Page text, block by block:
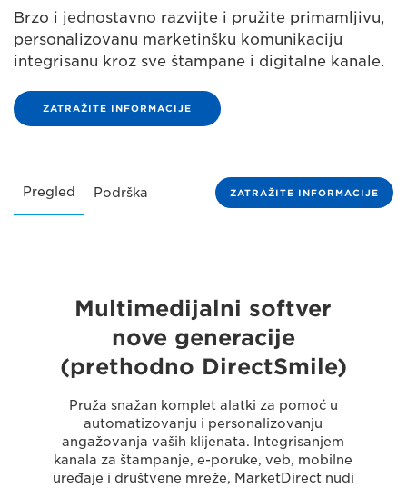
Brzo i jednostavno razvijte i pružite primamljivu,
personalizovanu marketinšku komunikaciju
integrisanu kroz sve štampane i digitalne kanale.
ZATRAŽITE INFORMACIJE
Pregled Podrška ZATRAŽITE INFORMACIJE
Multimedijalni softver
nove generacije
(prethodno DirectSmile)
Pruža snažan komplet alatki za pomoć u
automatizovanju i personalizovanju
angažovanja vaših klijenata. Integrisanjem
kanala za štampanje, e-poruke, veb, mobilne
uređaje i društvene mreže, MarketDirect nudi